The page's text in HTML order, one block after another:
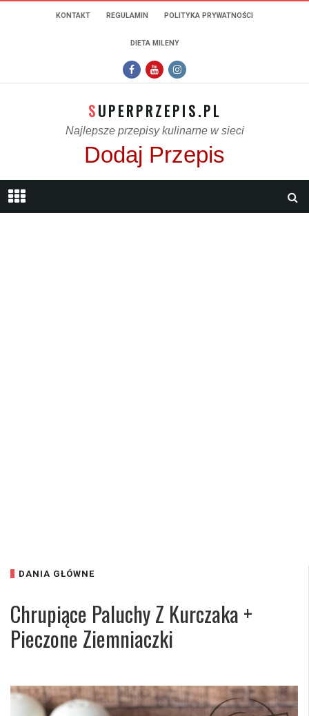
KONTAKT REGULAMIN POLITYKA PRYWATNOŚCI
DIETA MILENY
SUPERPRZEPIS.PL
Najlepsze przepisy kulinarne w sieci
Dodaj Przepis
DANIA GŁÓWNE
Chrupiące Paluchy Z Kurczaka +
Pieczone Ziemniaczki